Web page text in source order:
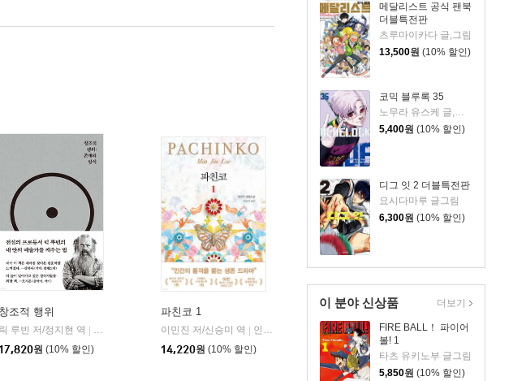
메달리스트 공식 팬북
더블특전판
츠루마이카다 글,그림
13,500원 (10% 할인)
코믹 블루록 35
노무라 유스케 글,그림/카네시로 무네유키 원저
5,400원 (10% 할인)
디그 잇 2 더블특전판
요시다마루 글그림
6,300원 (10% 할인)
이 분야 신상품
FIRE BALL！ 파이어
볼! 1
타츠 유키노부 글그림
5,850원 (10% 할인)
더보기
창조적 행위
릭 루빈 저/정지현 역
코쿤북스
17,820원 (10% 할인)
파친코 1
이민진 저/신승미 역
인플루엔셜
14,220원 (10% 할인)